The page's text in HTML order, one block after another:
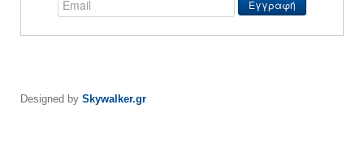
Designed by Skywalker.gr